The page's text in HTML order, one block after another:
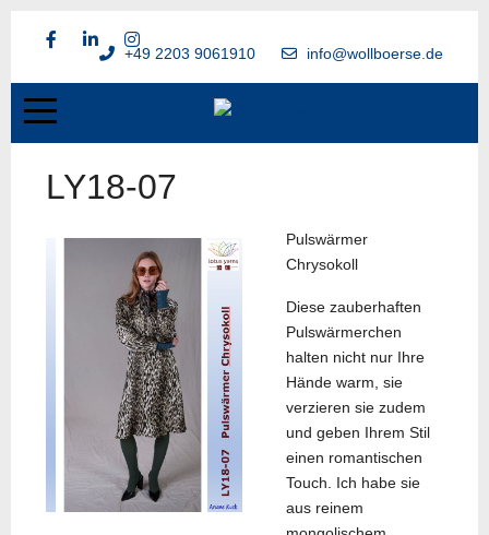
+49 2203 9061910 info@wollboerse.de
LY18-07
Pulswärmer
Chrysokoll
Diese zauberhaften
Pulswärmerchen
halten nicht nur Ihre
Hände warm, sie
verzieren sie zudem
und geben Ihrem Stil
einen romantischen
Touch. Ich habe sie
aus reinem